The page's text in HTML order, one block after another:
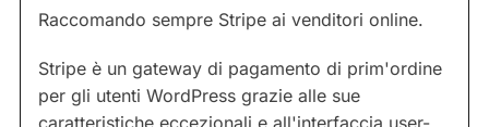
Raccomando sempre Stripe ai venditori online.
Stripe è un gateway di pagamento di prim'ordine
per gli utenti WordPress grazie alle sue